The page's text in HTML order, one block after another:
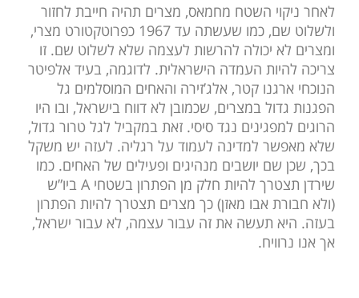
לאחר ניקוי השטח מחמאס, מצרים תהיה חייבת לחזור
ולשלוט שם, כמו שעשתה עד 1967 כפרוטקטורט מצרי,
ומצרים לא יכולה להרשות לעצמה שלא לשלוט שם. זו
צריכה להיות העמדה הישראלית. לדוגמה, בעיד אלפיטר
הנוכחי ארגנו קטר, אלג’זירה והאחים המוסלמים גל
הפגנות גדול במצרים, שכמובן לא דווח בישראל, ובו היו
הרוגים למפגינים נגד סיסי. זאת במקביל לגל טרור גדול,
שלא מאפשר למדינה לעמוד על רגליה. לעזה יש משקל
בכך, שכן שם יושבים מנהיגים ופעילים של האחים. כמו
שירדן תצטרך להיות חלק מן הפתרון בשטחי A ביו”ש
(ולא חבורת אבו מאזן) כך מצרים תצטרך להיות הפתרון
בעזה. היא תעשה את זה עבור עצמה, לא עבור ישראל,
אך אנו נרוויח.